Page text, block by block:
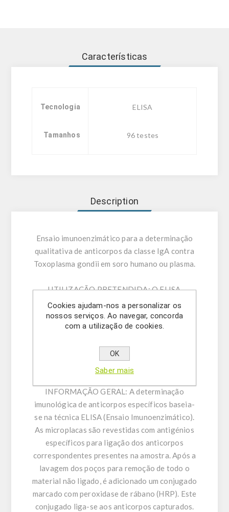
Características
Tecnologia ELISA
Tamanhos 96 testes
Description
Ensaio imunoenzimático para a determinação
qualitativa de anticorpos da classe IgA contra
Toxoplasma gondii em soro humano ou plasma.
UTILIZAÇÃO PRETENDIDA:O ELISA
Toxoplasma gondii IgA destina-se à
determinação de anticorpos da classe IgA
contra Toxoplasma gondii em soro humano ou
utilização em investigação – não destinado a
utilização em procedimentos de diagnóstico.
INFORMAÇÃO GERAL: A determinação
imunológica de anticorpos específicos baseia-
se na técnica ELISA (Ensaio Imunoenzimático).
As microplacas são revestidas com antigénios
específicos para ligação dos anticorpos
correspondentes presentes na amostra. Após a
lavagem dos poços para remoção de todo o
material não ligado, é adicionado um conjugado
marcado com peroxidase de rábano (HRP). Este
conjugado liga-se aos anticorpos capturados.
Cookies ajudam-nos a personalizar os
nossos serviços. Ao navegar, concorda
com a utilização de cookies.
OK
Saber mais